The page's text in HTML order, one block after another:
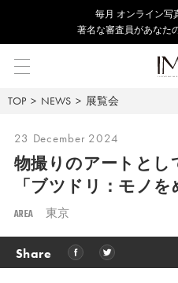
毎⽉ オンライン写
著名な審査員があなた
TOP NEWS 展覧会
23 December 2024
物撮りのアートとし
「ブツドリ：モノ
AREA 東京
Share